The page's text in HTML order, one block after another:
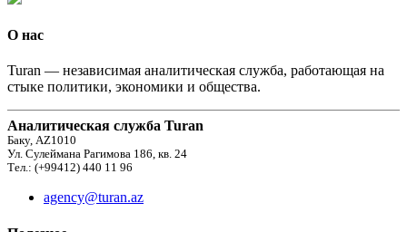
О нас
Turan — независимая аналитическая служба, работающая на
стыке политики, экономики и общества.
Аналитическая служба Turan
Баку, AZ1010
Ул. Сулеймана Рагимова 186, кв. 24
Тел.: (+99412) 440 11 96
agency@turan.az